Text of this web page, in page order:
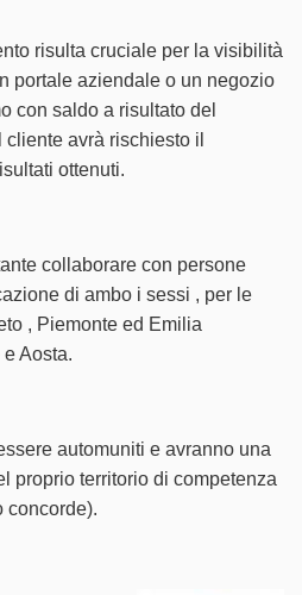
risulta cruciale per la visibilità
portale aziendale o un negozio
con saldo a risultato del
avrà rischiesto il
ottenuti.
collaborare con persone
di ambo i sessi , per le
, Piemonte ed Emilia
Aosta.
automuniti e avranno una
proprio territorio di competenza
concorde).